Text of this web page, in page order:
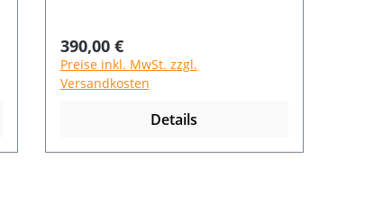
Regulärer Preis:
390,00 €
Preise inkl. MwSt. zzgl.
Versandkosten
Details